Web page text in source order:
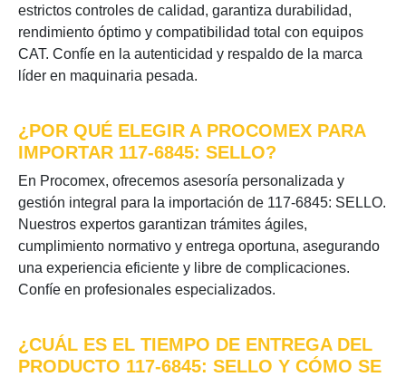
estrictos controles de calidad, garantiza durabilidad,
rendimiento óptimo y compatibilidad total con equipos
CAT. Confíe en la autenticidad y respaldo de la marca
líder en maquinaria pesada.
¿POR QUÉ ELEGIR A PROCOMEX PARA
IMPORTAR 117-6845: SELLO?
En Procomex, ofrecemos asesoría personalizada y
gestión integral para la importación de 117-6845: SELLO.
Nuestros expertos garantizan trámites ágiles,
cumplimiento normativo y entrega oportuna, asegurando
una experiencia eficiente y libre de complicaciones.
Confíe en profesionales especializados.
¿CUÁL ES EL TIEMPO DE ENTREGA DEL
PRODUCTO 117-6845: SELLO Y CÓMO SE